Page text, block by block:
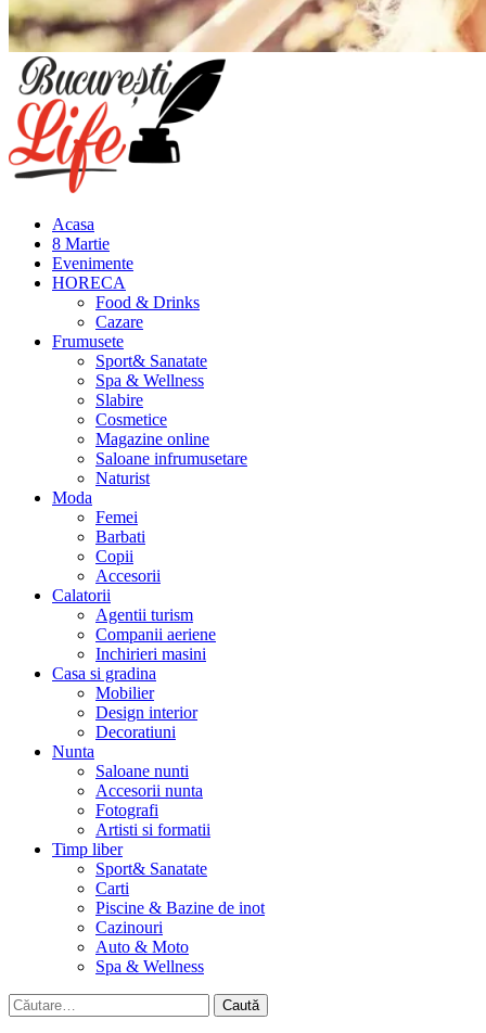
Meniu
principal
Acasa
8 Martie
Evenimente
HORECA
Food & Drinks
Cazare
Frumusete
Sport& Sanatate
Spa & Wellness
Slabire
Cosmetice
Magazine online
Saloane infrumusetare
Naturist
Moda
Femei
Barbati
Copii
Accesorii
Calatorii
Agentii turism
Companii aeriene
Inchirieri masini
Casa si gradina
Mobilier
Design interior
Decoratiuni
Nunta
Saloane nunti
Accesorii nunta
Fotografi
Artisti si formatii
Timp liber
Sport& Sanatate
Carti
Piscine & Bazine de inot
Cazinouri
Auto & Moto
Spa & Wellness
Caută
după: